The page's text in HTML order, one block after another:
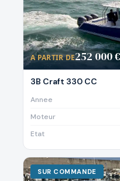
A PARTIR DE252 000 €
3B Craft 330 CC
Annee
Moteur
Etat
SUR COMMANDE